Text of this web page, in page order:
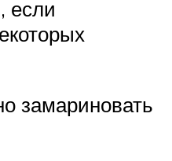
если
замариновать